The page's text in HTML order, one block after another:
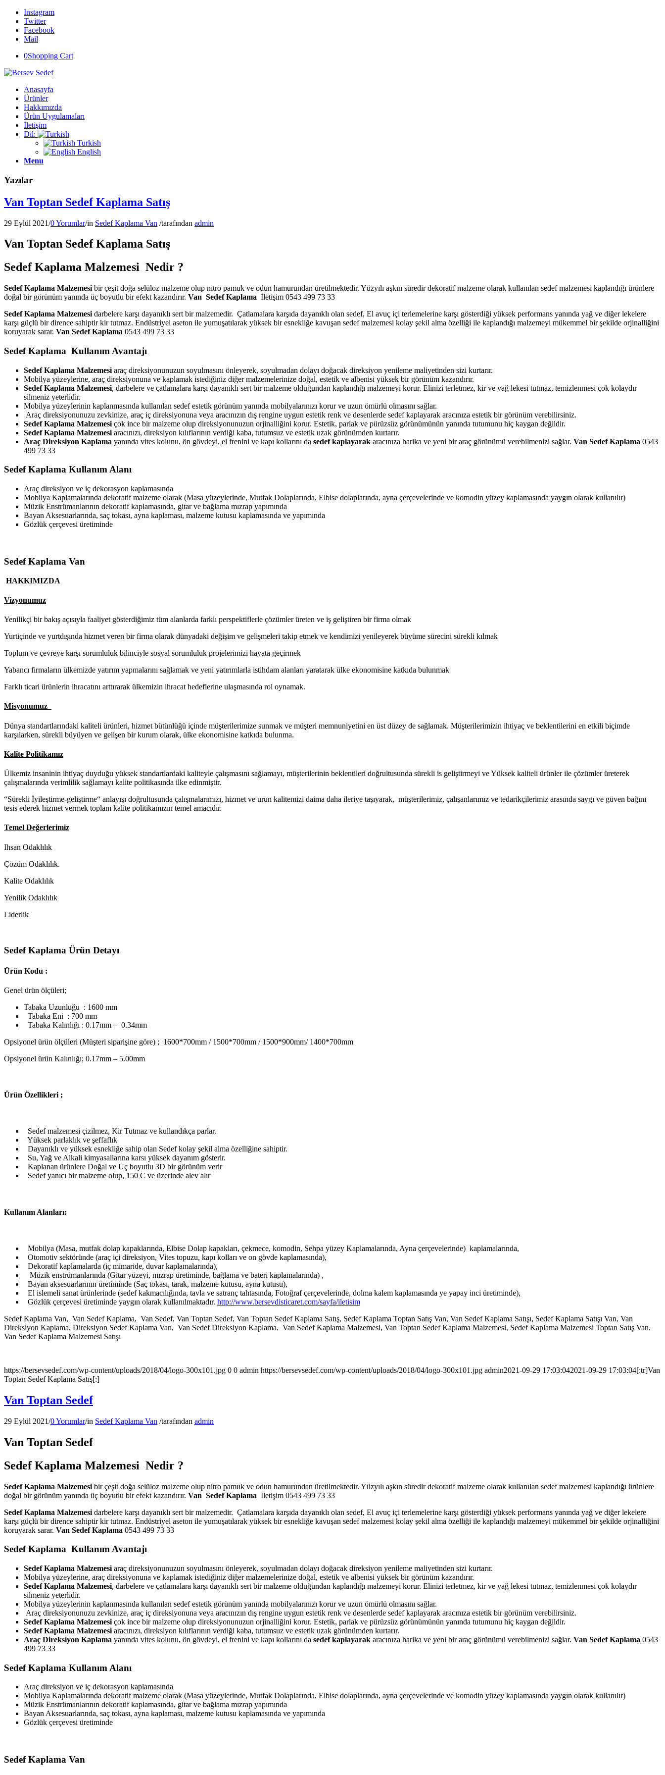
Instagram
Twitter
Facebook
Mail
0Shopping Cart
Anasayfa
Ürünler
Hakkımızda
Ürün Uygulamaları
İletişim
Dil:
Turkish
English
Menu
Yazılar
Van Toptan Sedef Kaplama Satış
29 Eylül 2021/0 Yorumlar/in Sedef Kaplama Van /tarafından admin
Van Toptan Sedef Kaplama Satış
Sedef Kaplama Malzemesi Nedir ?
Sedef Kaplama Malzemesi bir çeşit doğa selüloz malzeme olup nitro pamuk ve odun hamurundan üretilmektedir. Yüzyılı aşkın süredir dekoratif malzeme olarak kullanılan sedef malzemesi kaplandığı ürünlere
doğal bir görünüm yanında üç boyutlu bir efekt kazandırır. Van Sedef Kaplama İletişim 0543 499 73 33
Sedef Kaplama Malzemesi darbelere karşı dayanıklı sert bir malzemedir. Çatlamalara karşıda dayanıklı olan sedef, El avuç içi terlemelerine karşı gösterdiği yüksek performans yanında yağ ve diğer lekelere
karşı güçlü bir dirence sahiptir kir tutmaz. Endüstriyel aseton ile yumuşatılarak yüksek bir esnekliğe kavuşan sedef malzemesi kolay şekil alma özelliği ile kaplandığı malzemeyi mükemmel bir şekilde orjinalliğini
koruyarak sarar. Van Sedef Kaplama 0543 499 73 33
Sedef Kaplama Kullanım Avantajı
Sedef Kaplama Malzemesi araç direksiyonunuzun soyulmasını önleyerek, soyulmadan dolayı doğacak direksiyon yenileme maliyetinden sizi kurtarır.
Mobilya yüzeylerine, araç direksiyonuna ve kaplamak istediğiniz diğer malzemelerinize doğal, estetik ve albenisi yüksek bir görünüm kazandırır.
Sedef Kaplama Malzemesi, darbelere ve çatlamalara karşı dayanıklı sert bir malzeme olduğundan kaplandığı malzemeyi korur. Elinizi terletmez, kir ve yağ lekesi tutmaz, temizlenmesi çok kolaydır
silmeniz yeterlidir.
Mobilya yüzeylerinin kaplanmasında kullanılan sedef estetik görünüm yanında mobilyalarınızı korur ve uzun ömürlü olmasını sağlar.
Araç direksiyonunuzu zevkinize, araç iç direksiyonuna veya aracınızın dış rengine uygun estetik renk ve desenlerde sedef kaplayarak aracınıza estetik bir görünüm verebilirsiniz.
Sedef Kaplama Malzemesi çok ince bir malzeme olup direksiyonunuzun orjinalliğini korur. Estetik, parlak ve pürüzsüz görünümünün yanında tutumunu hiç kaygan değildir.
Sedef Kaplama Malzemesi aracınızı, direksiyon kılıflarının verdiği kaba, tutumsuz ve estetik uzak görünümden kurtarır.
Araç Direksiyon Kaplama yanında vites kolunu, ön gövdeyi, el frenini ve kapı kollarını da sedef kaplayarak aracınıza harika ve yeni bir araç görünümü verebilmenizi sağlar. Van Sedef Kaplama 0543
499 73 33
Sedef Kaplama Kullanım Alanı
Araç direksiyon ve iç dekorasyon kaplamasında
Mobilya Kaplamalarında dekoratif malzeme olarak (Masa yüzeylerinde, Mutfak Dolaplarında, Elbise dolaplarında, ayna çerçevelerinde ve komodin yüzey kaplamasında yaygın olarak kullanılır)
Müzik Enstrümanlarının dekoratif kaplamasında, gitar ve bağlama mızrap yapımında
Bayan Aksesuarlarında, saç tokası, ayna kaplaması, malzeme kutusu kaplamasında ve yapımında
Gözlük çerçevesi üretiminde
Sedef Kaplama Van
HAKKIMIZDA
Vizyonumuz
Yenilikçi bir bakış açısıyla faaliyet gösterdiğimiz tüm alanlarda farklı perspektiflerle çözümler üreten ve iş geliştiren bir firma olmak
Yurtiçinde ve yurtdışında hizmet veren bir firma olarak dünyadaki değişim ve gelişmeleri takip etmek ve kendimizi yenileyerek büyüme sürecini sürekli kılmak
Toplum ve çevreye karşı sorumluluk bilinciyle sosyal sorumluluk projelerimizi hayata geçirmek
Yabancı firmaların ülkemizde yatırım yapmalarını sağlamak ve yeni yatırımlarla istihdam alanları yaratarak ülke ekonomisine katkıda bulunmak
Farklı ticari ürünlerin ihracatını arttırarak ülkemizin ihracat hedeflerine ulaşmasında rol oynamak.
Misyonumuz
Dünya standartlarındaki kaliteli ürünleri, hizmet bütünlüğü içinde müşterilerimize sunmak ve müşteri memnuniyetini en üst düzey de sağlamak. Müşterilerimizin ihtiyaç ve beklentilerini en etkili biçimde
karşılarken, sürekli büyüyen ve gelişen bir kurum olarak, ülke ekonomisine katkıda bulunma.
Kalite Politikamız
Ülkemiz insaninin ihtiyaç duyduğu yüksek standartlardaki kaliteyle çalışmasını sağlamayı, müşterilerinin beklentileri doğrultusunda sürekli is geliştirmeyi ve Yüksek kaliteli ürünler ile çözümler üreterek
çalışmalarında verimlilik sağlamayı kalite politikasında ilke edinmiştir.
“Sürekli İyileştirme-geliştirme“ anlayışı doğrultusunda çalışmalarımızı, hizmet ve urun kalitemizi daima daha ileriye taşıyarak, müşterilerimiz, çalışanlarımız ve tedarikçilerimiz arasında saygı ve güven bağını
tesis ederek hizmet vermek toplam kalite politikamızın temel amacıdır.
Temel Değerlerimiz
Ihsan Odaklılık
Çözüm Odaklılık.
Kalite Odaklılık
Yenilik Odaklılık
Liderlik
Sedef Kaplama Ürün Detayı
Ürün Kodu :
Genel ürün ölçüleri;
Tabaka Uzunluğu : 1600 mm
Tabaka Eni : 700 mm
Tabaka Kalınlığı : 0.17mm – 0.34mm
Opsiyonel ürün ölçüleri (Müşteri siparişine göre) ; 1600*700mm / 1500*700mm / 1500*900mm/ 1400*700mm
Opsiyonel ürün Kalınlığı; 0.17mm – 5.00mm
Ürün Özellikleri ;
Sedef malzemesi çizilmez, Kir Tutmaz ve kullandıkça parlar.
Yüksek parlaklık ve şeffaflık
Dayanıklı ve yüksek esnekliğe sahip olan Sedef kolay şekil alma özelliğine sahiptir.
Su, Yağ ve Alkali kimyasallarına karsı yüksek dayanım gösterir.
Kaplanan ürünlere Doğal ve Uç boyutlu 3D bir görünüm verir
Sedef yanıcı bir malzeme olup, 150 C ve üzerinde alev alır
Kullanım Alanları:
Mobilya (Masa, mutfak dolap kapaklarında, Elbise Dolap kapakları, çekmece, komodin, Sehpa yüzey Kaplamalarında, Ayna çerçevelerinde) kaplamalarında,
Otomotiv sektöründe (araç içi direksiyon, Vites topuzu, kapı kolları ve on gövde kaplamasında),
Dekoratif kaplamalarda (iç mimaride, duvar kaplamalarında),
Müzik enstrümanlarında (Gitar yüzeyi, mızrap üretiminde, bağlama ve bateri kaplamalarında) ,
Bayan aksesuarlarının üretiminde (Saç tokası, tarak, malzeme kutusu, ayna kutusu),
El islemeli sanat ürünlerinde (sedef kakmacılığında, tavla ve satranç tahtasında, Fotoğraf çerçevelerinde, dolma kalem kaplamasında ye yapay inci üretiminde),
Gözlük çerçevesi üretiminde yaygın olarak kullanılmaktadır. http://www.bersevdisticaret.com/sayfa/iletisim
Sedef Kaplama Van, Van Sedef Kaplama, Van Sedef, Van Toptan Sedef, Van Toptan Sedef Kaplama Satış, Sedef Kaplama Toptan Satış Van, Van Sedef Kaplama Satışı, Sedef Kaplama Satışı Van, Van
Direksiyon Kaplama, Direksiyon Sedef Kaplama Van, Van Sedef Direksiyon Kaplama, Van Sedef Kaplama Malzemesi, Van Toptan Sedef Kaplama Malzemesi, Sedef Kaplama Malzemesi Toptan Satış Van,
Van Sedef Kaplama Malzemesi Satışı
https://bersevsedef.com/wp-content/uploads/2018/04/logo-300x101.jpg 0 0 admin https://bersevsedef.com/wp-content/uploads/2018/04/logo-300x101.jpg admin2021-09-29 17:03:042021-09-29 17:03:04[:tr]Van
Toptan Sedef Kaplama Satış[:]
Van Toptan Sedef
29 Eylül 2021/0 Yorumlar/in Sedef Kaplama Van /tarafından admin
Van Toptan Sedef
Sedef Kaplama Malzemesi Nedir ?
Sedef Kaplama Malzemesi bir çeşit doğa selüloz malzeme olup nitro pamuk ve odun hamurundan üretilmektedir. Yüzyılı aşkın süredir dekoratif malzeme olarak kullanılan sedef malzemesi kaplandığı ürünlere
doğal bir görünüm yanında üç boyutlu bir efekt kazandırır. Van Sedef Kaplama İletişim 0543 499 73 33
Sedef Kaplama Malzemesi darbelere karşı dayanıklı sert bir malzemedir. Çatlamalara karşıda dayanıklı olan sedef, El avuç içi terlemelerine karşı gösterdiği yüksek performans yanında yağ ve diğer lekelere
karşı güçlü bir dirence sahiptir kir tutmaz. Endüstriyel aseton ile yumuşatılarak yüksek bir esnekliğe kavuşan sedef malzemesi kolay şekil alma özelliği ile kaplandığı malzemeyi mükemmel bir şekilde orjinalliğini
koruyarak sarar. Van Sedef Kaplama 0543 499 73 33
Sedef Kaplama Kullanım Avantajı
Sedef Kaplama Malzemesi araç direksiyonunuzun soyulmasını önleyerek, soyulmadan dolayı doğacak direksiyon yenileme maliyetinden sizi kurtarır.
Mobilya yüzeylerine, araç direksiyonuna ve kaplamak istediğiniz diğer malzemelerinize doğal, estetik ve albenisi yüksek bir görünüm kazandırır.
Sedef Kaplama Malzemesi, darbelere ve çatlamalara karşı dayanıklı sert bir malzeme olduğundan kaplandığı malzemeyi korur. Elinizi terletmez, kir ve yağ lekesi tutmaz, temizlenmesi çok kolaydır
silmeniz yeterlidir.
Mobilya yüzeylerinin kaplanmasında kullanılan sedef estetik görünüm yanında mobilyalarınızı korur ve uzun ömürlü olmasını sağlar.
Araç direksiyonunuzu zevkinize, araç iç direksiyonuna veya aracınızın dış rengine uygun estetik renk ve desenlerde sedef kaplayarak aracınıza estetik bir görünüm verebilirsiniz.
Sedef Kaplama Malzemesi çok ince bir malzeme olup direksiyonunuzun orjinalliğini korur. Estetik, parlak ve pürüzsüz görünümünün yanında tutumunu hiç kaygan değildir.
Sedef Kaplama Malzemesi aracınızı, direksiyon kılıflarının verdiği kaba, tutumsuz ve estetik uzak görünümden kurtarır.
Araç Direksiyon Kaplama yanında vites kolunu, ön gövdeyi, el frenini ve kapı kollarını da sedef kaplayarak aracınıza harika ve yeni bir araç görünümü verebilmenizi sağlar. Van Sedef Kaplama 0543
499 73 33
Sedef Kaplama Kullanım Alanı
Araç direksiyon ve iç dekorasyon kaplamasında
Mobilya Kaplamalarında dekoratif malzeme olarak (Masa yüzeylerinde, Mutfak Dolaplarında, Elbise dolaplarında, ayna çerçevelerinde ve komodin yüzey kaplamasında yaygın olarak kullanılır)
Müzik Enstrümanlarının dekoratif kaplamasında, gitar ve bağlama mızrap yapımında
Bayan Aksesuarlarında, saç tokası, ayna kaplaması, malzeme kutusu kaplamasında ve yapımında
Gözlük çerçevesi üretiminde
Sedef Kaplama Van